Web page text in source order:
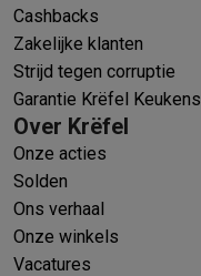
Cashbacks
Zakelijke klanten
Strijd tegen corruptie
Garantie Krëfel Keukens
Over Krëfel
Onze acties
Solden
Ons verhaal
Onze winkels
Vacatures